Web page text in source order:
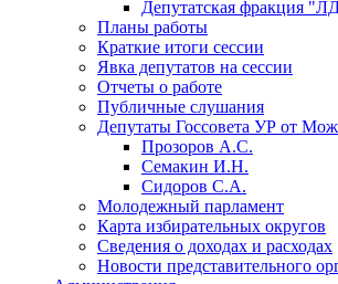
Депутатская фракция
Планы работы
Краткие итоги сессии
Явка депутатов на сессии
Отчеты о работе
Публичные слушания
Депутаты Госсовета УР от
Прозоров А.С.
Семакин И.Н.
Сидоров С.А.
Молодежный парламент
Карта избирательных округов
Сведения о доходах и расходах
Новости представительного